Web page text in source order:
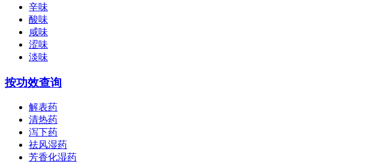
辛味
酸味
咸味
涩味
淡味
按功效查询
解表药
清热药
泻下药
祛风湿药
芳香化湿药